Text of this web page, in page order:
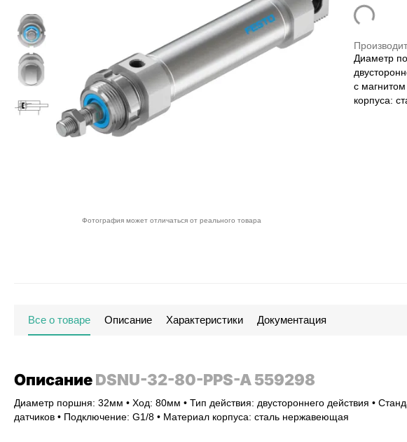
Фотография может отличаться от реального товара
Диаметр
с
корпуса:
Все о товаре Описание Характеристики Документация
ОписаниеDSNU-32-80-PPS-A 559298
Диаметр поршня: 32мм • Ход: 80мм • Тип действия: двустороннего действия •
датчиков • Подключение: G1/8 • Материал корпуса: сталь нержавеющая